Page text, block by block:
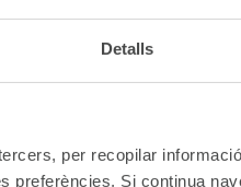
Detalls
per recopilar
preferències. Si continua